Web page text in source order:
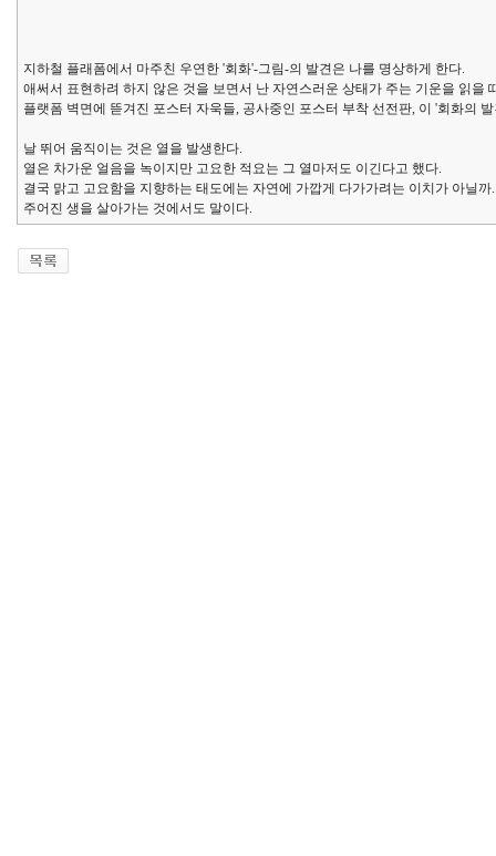
지하철 플래폼에서 마주친 우연한 '회화'-그림-의 발견은 나를 명상하게 한다.
애써서 표현하려 하지 않은 것을 보면서 난 자연스러운 상태가 주는 기운을 읽을
플랫폼 벽면에 뜯겨진 포스터 자욱들, 공사중인 포스터 부착 선전판, 이 '회화의
날 뛰어 움직이는 것은 열을 발생한다.
열은 차가운 얼음을 녹이지만 고요한 적요는 그 열마저도 이긴다고 했다.
결국 맑고 고요함을 지향하는 태도에는 자연에 가깝게 다가가려는 이치가 아닐까.
주어진 생을 살아가는 것에서도 말이다.